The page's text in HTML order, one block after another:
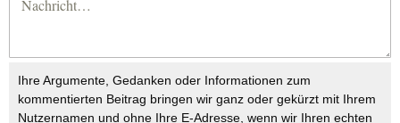
Ihre Argumente, Gedanken oder Informationen zum
kommentierten Beitrag bringen wir ganz oder gekürzt mit Ihrem
Nutzernamen und ohne Ihre E-Adresse, wenn wir Ihren echten